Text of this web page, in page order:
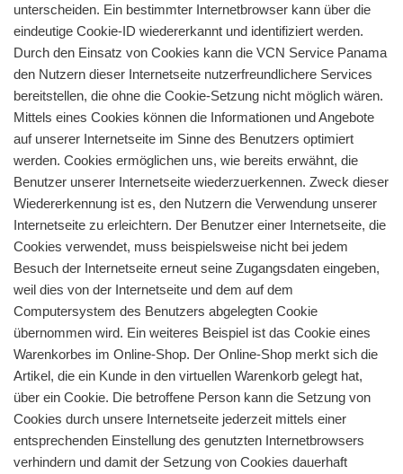
unterscheiden. Ein bestimmter Internetbrowser kann über die
eindeutige Cookie-ID wiedererkannt und identifiziert werden.
Durch den Einsatz von Cookies kann die VCN Service Panama
den Nutzern dieser Internetseite nutzerfreundlichere Services
bereitstellen, die ohne die Cookie-Setzung nicht möglich wären.
Mittels eines Cookies können die Informationen und Angebote
auf unserer Internetseite im Sinne des Benutzers optimiert
werden. Cookies ermöglichen uns, wie bereits erwähnt, die
Benutzer unserer Internetseite wiederzuerkennen. Zweck dieser
Wiedererkennung ist es, den Nutzern die Verwendung unserer
Internetseite zu erleichtern. Der Benutzer einer Internetseite, die
Cookies verwendet, muss beispielsweise nicht bei jedem
Besuch der Internetseite erneut seine Zugangsdaten eingeben,
weil dies von der Internetseite und dem auf dem
Computersystem des Benutzers abgelegten Cookie
übernommen wird. Ein weiteres Beispiel ist das Cookie eines
Warenkorbes im Online-Shop. Der Online-Shop merkt sich die
Artikel, die ein Kunde in den virtuellen Warenkorb gelegt hat,
über ein Cookie. Die betroffene Person kann die Setzung von
Cookies durch unsere Internetseite jederzeit mittels einer
entsprechenden Einstellung des genutzten Internetbrowsers
verhindern und damit der Setzung von Cookies dauerhaft